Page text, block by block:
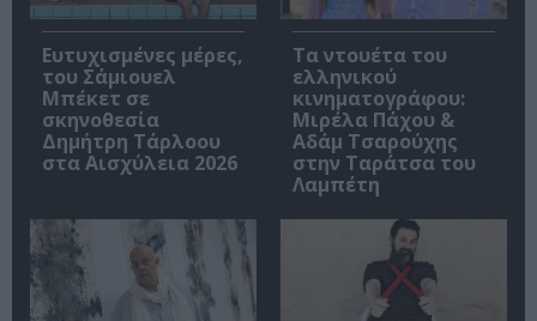
Ευτυχισμένες μέρες,
του Σάμιουελ
Μπέκετ σε
σκηνοθεσία
Δημήτρη Τάρλοου
στα Αισχύλεια 2026
Τα ντουέτα του
ελληνικού
κινηματογράφου:
Μιρέλα Πάχου &
Αδάμ Τσαρούχης
στην Ταράτσα του
Λαμπέτη